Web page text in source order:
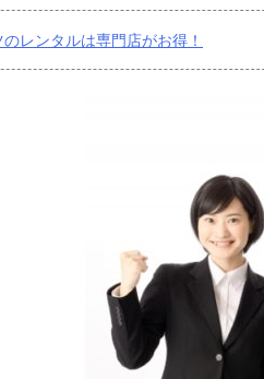
レンタルは専門店がお得！